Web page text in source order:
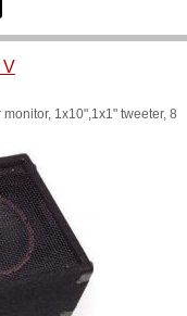
V
1x10",1x1" tweeter, 8